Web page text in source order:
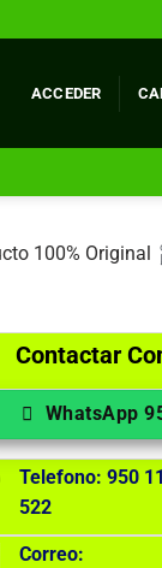
ACCEDER
100% Original
Contactar
WhatsApp
Telefono: 950
522
Correo: